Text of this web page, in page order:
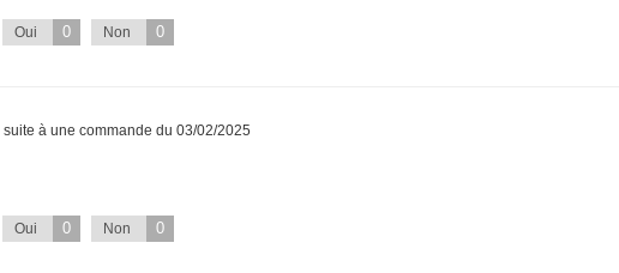
Oui 0 Non 0
suite à une commande du 03/02/2025
Oui 0 Non 0